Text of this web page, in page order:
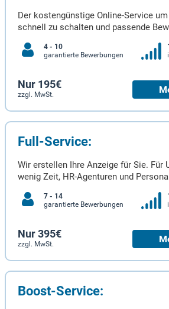
Der kostengünstige Online-Service
schnell zu schalten und passende
4 - 10
garantierte Bewerbungen
Nur 195€
zzgl. MwSt.
Full-Service:
Wir erstellen Ihre Anzeige für Sie. Für
wenig Zeit, HR-Agenturen und
7 - 14
garantierte Bewerbungen
Nur 395€
zzgl. MwSt.
Boost-Service: